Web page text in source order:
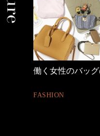
40代の小顔メイク
BEAUTY